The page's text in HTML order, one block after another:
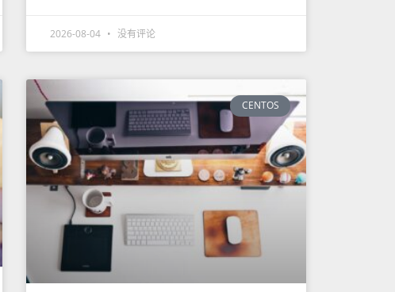
2026-08-04 没有评论
CENTOS